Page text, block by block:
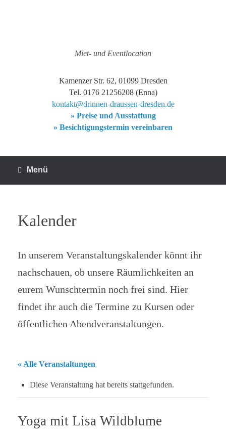
Miet- und Eventlocation
Kamenzer Str. 62, 01099 Dresden
Tel. 0176 21256208 (Enna)
kontakt@drinnen-draussen-dresden.de
» Preise und Ausstattung
» Besichtigungstermin vereinbaren
Menü
Kalender
In unserem Veranstaltungskalender könnt ihr
nachschauen, ob unsere Räumlichkeiten an
eurem Wunschtermin noch frei sind. Hier
findet ihr auch die Termine zu Kursen oder
öffentlichen Abendveranstaltungen.
« Alle Veranstaltungen
Diese Veranstaltung hat bereits stattgefunden.
Yoga mit Lisa Wildblume